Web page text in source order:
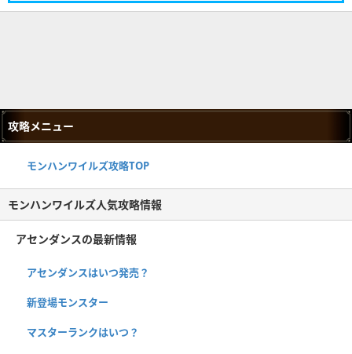
攻略メニュー
モンハンワイルズ攻略TOP
モンハンワイルズ人気攻略情報
アセンダンスの最新情報
アセンダンスはいつ発売？
新登場モンスター
マスターランクはいつ？